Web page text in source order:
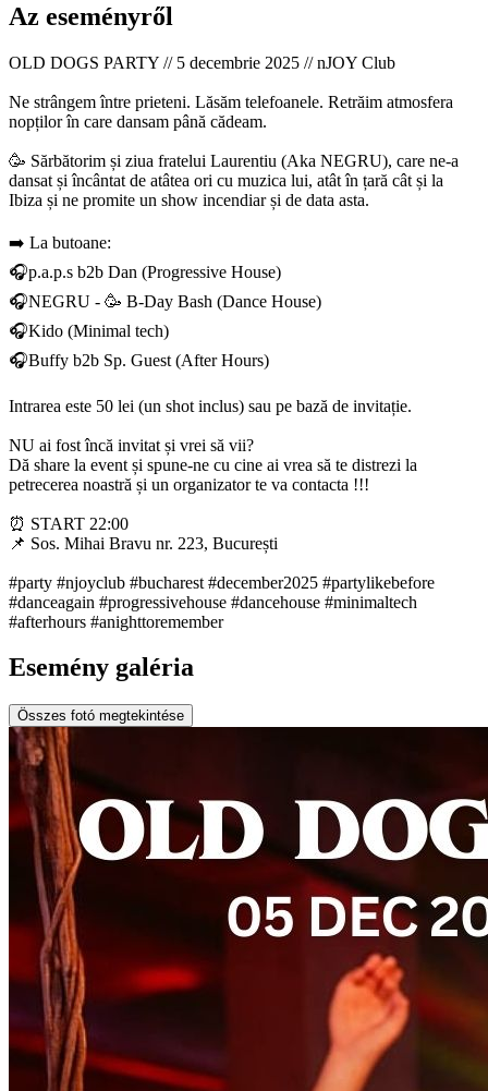
Az eseményről
OLD DOGS PARTY // 5 decembrie 2025 // nJOY Club
Ne strângem între prieteni. Lăsăm telefoanele. Retrăim atmosfera
nopților în care dansam până cădeam.
🥳 Sărbătorim și ziua fratelui Laurentiu (Aka NEGRU), care ne-a
dansat și încântat de atâtea ori cu muzica lui, atât în țară cât și la
Ibiza și ne promite un show incendiar și de data asta.
➡️ La butoane:
🎧p.a.p.s b2b Dan (Progressive House)
🎧NEGRU - 🥳 B-Day Bash (Dance House)
🎧Kido (Minimal tech)
🎧Buffy b2b Sp. Guest (After Hours)
Intrarea este 50 lei (un shot inclus) sau pe bază de invitație.
NU ai fost încă invitat și vrei să vii?
Dă share la event și spune-ne cu cine ai vrea să te distrezi la
petrecerea noastră și un organizator te va contacta !!!
⏰ START 22:00
📌 Sos. Mihai Bravu nr. 223, București
#party #njoyclub #bucharest #december2025 #partylikebefore
#danceagain #progressivehouse #dancehouse #minimaltech
#afterhours #anighttoremember
Esemény galéria
Összes fotó megtekintése